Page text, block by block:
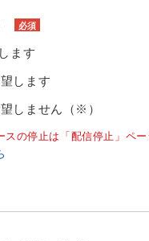
必須
ます
します
しません（※）
の停止は「配信停止」ペー